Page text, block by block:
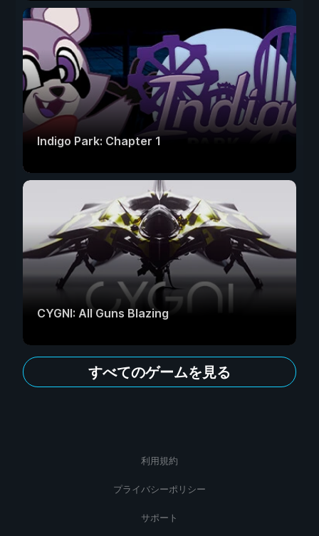
Indigo Park: Chapter 1
CYGNI: All Guns Blazing
すべてのゲームを見る
利用規約
プライバシーポリシー
サポート